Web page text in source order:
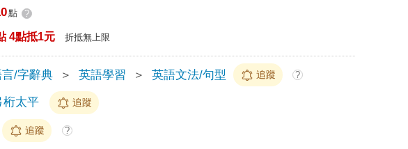
點 ?
4點抵1元 折抵無上限
言/字辭典 ＞ 英語學習 ＞ 英語文法/句型 追蹤 ?
桁太平 追蹤
追蹤 ?